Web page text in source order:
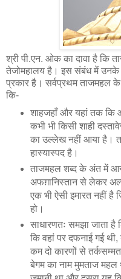
श्री पी.एन. ओक का दावा है कि
तेजोमहालय है। इस संबंध में उनके
प्रकार है। सर्वप्रथम ताजमहल
कि-
शाहजहाँ और यहां तक
कभी भी किसी शाही
का उल्लेख नहीं आया है।
हास्यास्पद है।
ताजमहल शब्द के अंत में आये
अफग़ानिस्तान से लेकर
एक भी ऐसी इमारत नहीं है
हो।
साधारणतः समझा जाता
कि वहां पर दफनाई गई
कम दो कारणों से
बेगम का नाम मुमताज महल